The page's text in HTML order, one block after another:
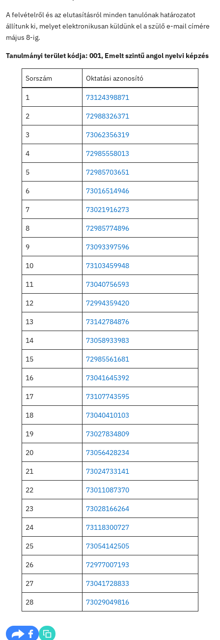
Egyeztetett felvételi jegyzék
25/26
Az alábbiakban közreadjuk az egyeztetett felvételi
tanulók OM azonosítójával.
A felvételről és az elutasításról minden tanulónak
állítunk ki, melyet elektronikusan küldünk el a szülő
május 8-ig.
Tanulmányi terület kódja: 001, Emelt szintű angol
Sorszám Oktatási azonosító
1
73124398871
2
72988326371
3
73062356319
4
72985558013
5
72985703651
6